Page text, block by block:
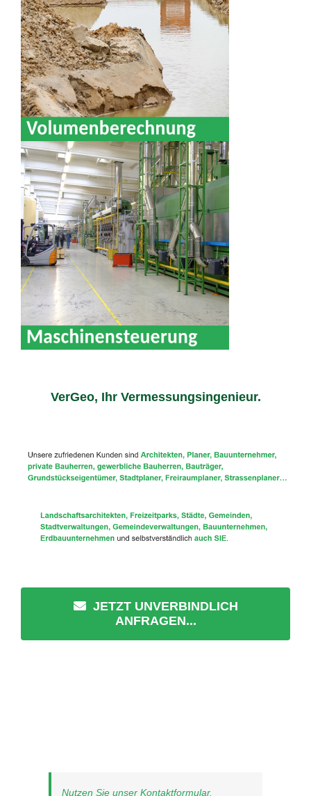
VerGeo, Ihr Vermessungsingenieur.
JETZT UNVERBINDLICH
ANFRAGEN...
Nutzen Sie unser Kontaktformular.